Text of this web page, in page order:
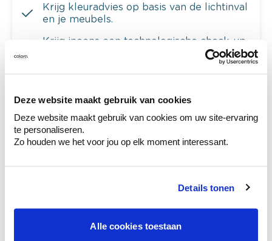
Deze website maakt gebruik van cookies
Deze website maakt gebruik van cookies om uw site-ervaring
te personaliseren.
Zo houden we het voor jou op elk moment interessant.
Details tonen
Alle cookies toestaan
Krijg kleuradvies op basis van de lichtinval
en je meubels.
Krijg ineens een technologische check-up
Bekijk je kleur in de winkel
Ontdek er kleurechte stalen van je
kleurenselectie.
Krijg persoonlijk advies om kleuren te